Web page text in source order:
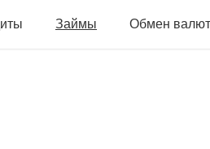
Займы Обмен валют